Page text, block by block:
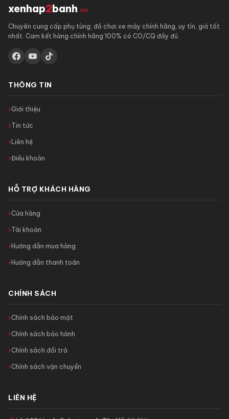
xenhap2banh.vn
Chuyên cung cấp phụ tùng, đồ chơi xe máy chính hãng, uy tín, giá tốt
nhất. Cam kết hàng chính hãng 100% có CO/CQ đầy đủ.
THÔNG TIN
Giới thiệu
Tin tức
Liên hệ
Điều khoản
HỖ TRỢ KHÁCH HÀNG
Cửa hàng
Tài khoản
Hướng dẫn mua hàng
Hướng dẫn thanh toán
CHÍNH SÁCH
Chính sách bảo mật
Chính sách bảo hành
Chính sách đổi trả
Chính sách vận chuyển
LIÊN HỆ